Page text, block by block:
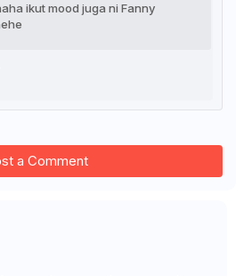
ikut mood juga ni Fanny
a Comment